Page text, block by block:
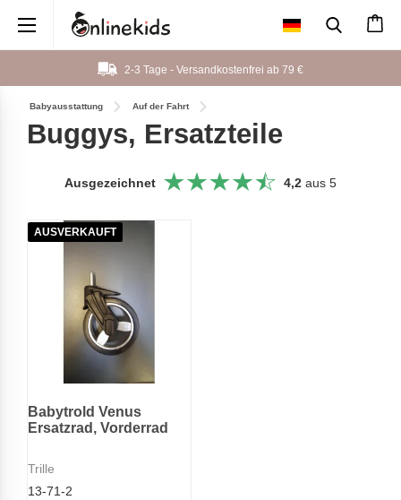
2-3 Tage - Versandkostenfrei ab 79 €
Babyausstattung Auf der Fahrt
Buggys, Ersatzteile
Ausgezeichnet 4,2 aus 5
AUSVERKAUFT
Babytrold Venus
Ersatzrad, Vorderrad
Trille
13-71-2